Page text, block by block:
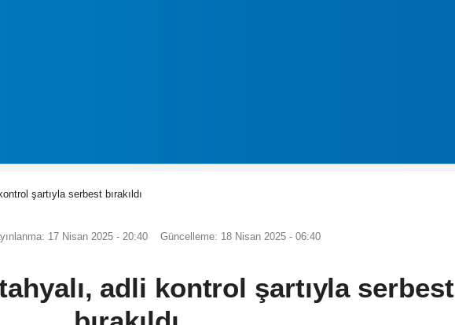
şartıyla serbest bırakıldı
17 Nisan 2025 - 20:40 Güncelleme: 18 Nisan 2025 - 06:40
adli kontrol şartıyla serbest